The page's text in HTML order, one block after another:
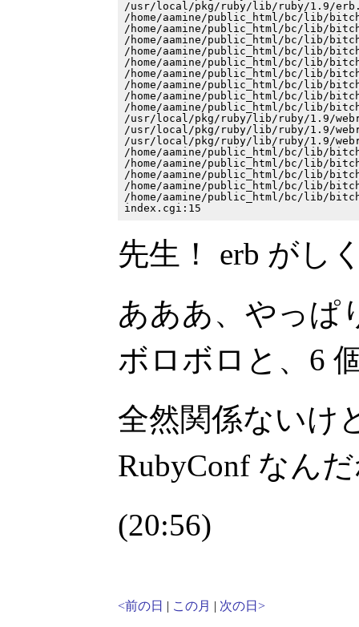
/usr/local/pkg/ruby/lib/ruby/1.9/
/home/aamine/public_html/bc/lib/
/home/aamine/public_html/bc/lib/
/home/aamine/public_html/bc/lib/
/home/aamine/public_html/bc/lib/
/home/aamine/public_html/bc/lib/
/home/aamine/public_html/bc/lib/
/home/aamine/public_html/bc/lib/
/home/aamine/public_html/bc/lib/
/home/aamine/public_html/bc/lib/
/usr/local/pkg/ruby/lib/ruby/1.9/
/usr/local/pkg/ruby/lib/ruby/1.9/
/usr/local/pkg/ruby/lib/ruby/1.9/
/home/aamine/public_html/bc/lib/
/home/aamine/public_html/bc/lib/
/home/aamine/public_html/bc/lib/
/home/aamine/public_html/bc/lib/
/home/aamine/public_html/bc/lib/
先生！ erb がし
あああ、やっぱ
ボロボロと、6
全然関係ないけ
RubyConf なん
(20:56)
<前の日 | この月 | 次の日>